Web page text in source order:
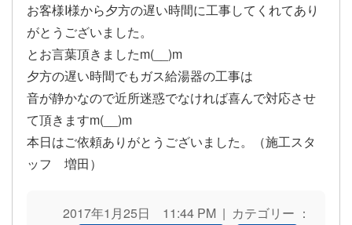
お客様I様から夕方の遅い時間に工事してくれてあり
がとうございました。
とお言葉頂きましたm(__)m
夕方の遅い時間でもガス給湯器の工事は
音が静かなので近所迷惑でなければ喜んで対応させ
て頂きますm(__)m
本日はご依頼ありがとうございました。（施工スタ
ッフ 増田）
2017年1月25日 11:44 PM | カテゴリー ：